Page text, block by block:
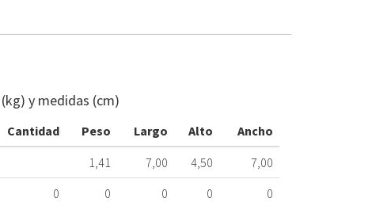
y medidas (cm)
Cantidad Peso Largo Alto
Ancho
1,41 7,00 4,50
7,00
0 0 0 0
0